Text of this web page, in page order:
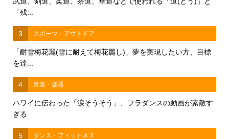
「残...
3 スポーツ・アウトドア
「耐雪梅花麗(雪に耐えて梅花麗し)」夢を実現したい方、目標
を達...
4 音楽・楽器
ハワイに伝わった「涙そうそう」、フラダンスの動画が素敵す
ぎる
5 ダンス・フィットネス